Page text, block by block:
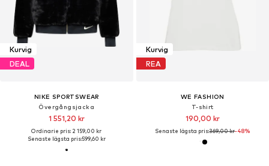
Kurvig
DEAL
NIKE SPORTSWEAR
Övergångsjacka
1 551,20 kr
Ordinarie pris: 2 159,00 kr
Senaste lägsta pris:599,60 kr
Kurvig
REA
WE FASHION
T-shirt
190,00 kr
Senaste lägsta pris:369,00 kr-48%